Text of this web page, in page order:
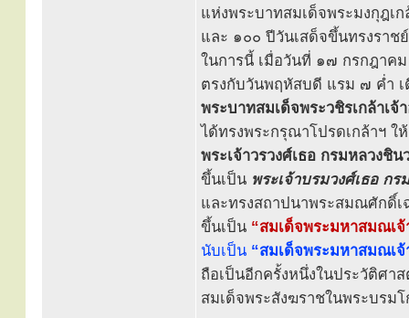
แห่งพระบาทสมเด็จพระมงกุฎเ
และ ๑๐๐ ปีวันเสด็จขึ้นทรงราช
ในการนี้ เมื่อวันที่ ๑๗ กรกฎา
ตรงกับวันพฤหัสบดี แรม ๗ ค่ำ
พระบาทสมเด็จพระวชิรเกล้าเ
ได้ทรงพระกรุณาโปรดเกล้าฯ ใ
พระเจ้าวรวงศ์เธอ กรมหลวงชิ
ขึ้นเป็น พระเจ้าบรมวงศ์เธอ กร
และทรงสถาปนาพระสมณศักดิ์เ
ขึ้นเป็น “สมเด็จพระมหาสมณเจ้
นับเป็น “สมเด็จพระมหาสมณเ
ถือเป็นอีกครั้งหนึ่งในประวัติศา
สมเด็จพระสังฆราชในพระบรม